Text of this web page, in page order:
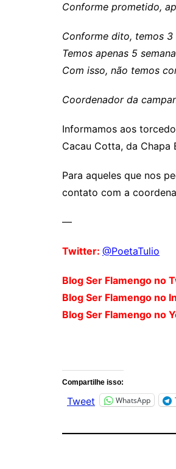
Conforme prometido,
Conforme dito, temos 3
Temos apenas 5
Com isso, não temos
Coordenador da
Informamos aos
Cacau Cotta, da Chapa
Para aqueles que nos
contato com a
—
Twitter: @PoetaTulio
Blog Ser Flamengo no
Blog Ser Flamengo no
Blog Ser Flamengo no
Compartilhe isso:
Tweet WhatsApp